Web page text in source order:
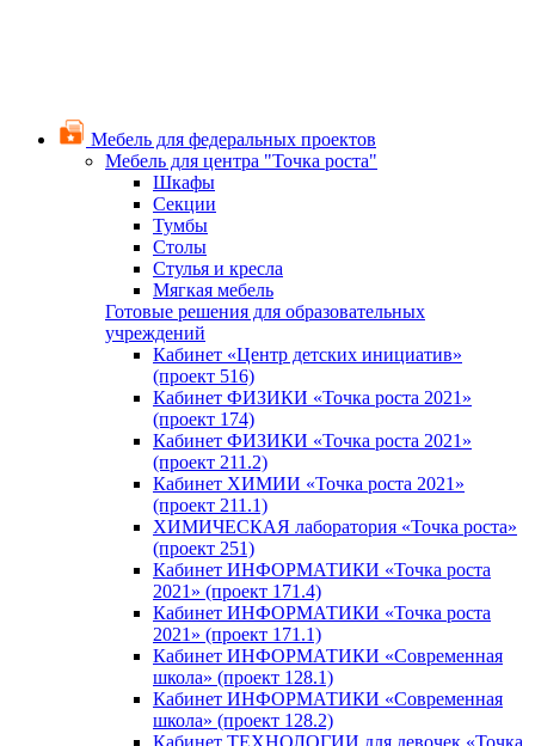
Мебель для федеральных проектов
Мебель для центра "Точка роста"
Шкафы
Секции
Тумбы
Столы
Стулья и кресла
Мягкая мебель
Готовые решения для образовательных
учреждений
Кабинет «Центр детских инициатив»
(проект 516)
Кабинет ФИЗИКИ «Точка роста 2021»
(проект 174)
Кабинет ФИЗИКИ «Точка роста 2021»
(проект 211.2)
Кабинет ХИМИИ «Точка роста 2021»
(проект 211.1)
ХИМИЧЕСКАЯ лаборатория «Точка роста»
(проект 251)
Кабинет ИНФОРМАТИКИ «Точка роста
2021» (проект 171.4)
Кабинет ИНФОРМАТИКИ «Точка роста
2021» (проект 171.1)
Кабинет ИНФОРМАТИКИ «Современная
школа» (проект 128.1)
Кабинет ИНФОРМАТИКИ «Современная
школа» (проект 128.2)
Кабинет ТЕХНОЛОГИИ для девочек «Точка